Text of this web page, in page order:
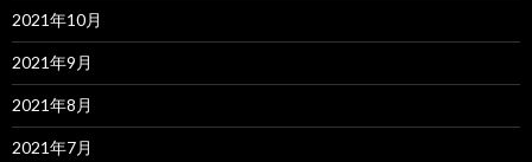
2021年10月
2021年9月
2021年8月
2021年7月